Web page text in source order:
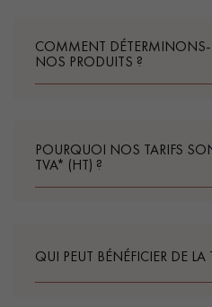
COMMENT DÉTERMINONS-
NOS PRODUITS ?
POURQUOI NOS TARIFS
TVA* (HT) ?
QUI PEUT BÉNÉFICIER DE